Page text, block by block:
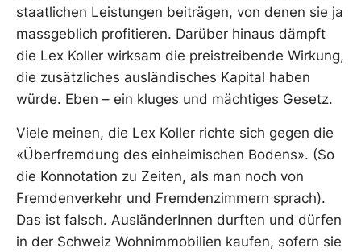
staatlichen Leistungen beiträgen, von denen sie ja
massgeblich profitieren. Darüber hinaus dämpft
die Lex Koller wirksam die preistreibende Wirkung,
die zusätzliches ausländisches Kapital haben
würde. Eben – ein kluges und mächtiges Gesetz.
Viele meinen, die Lex Koller richte sich gegen die
«Überfremdung des einheimischen Bodens». (So
die Konnotation zu Zeiten, als man noch von
Fremdenverkehr und Fremdenzimmern sprach).
Das ist falsch. AusländerInnen durften und dürfen
in der Schweiz Wohnimmobilien kaufen, sofern sie